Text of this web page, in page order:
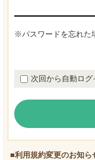
※パスワードを忘れた
次回から自動ログ
■利用規約変更のお知ら